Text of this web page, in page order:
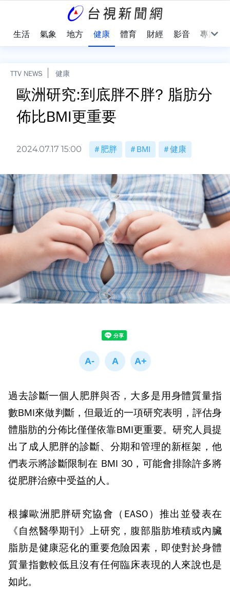
生活 氣象 地方 健康 體育 財經 影音 專題
TTV NEWS 健康
歐洲研究:到底胖不胖? 脂肪分
佈比BMI更重要
2024.07.17 15:00 肥胖 BMI 健康
過去診斷一個人肥胖與否，大多是用身體質量指
數BMI來做判斷，但最近的一項研究表明，評估身
體脂肪的分佈比僅僅依靠BMI更重要。研究人員提
出了成人肥胖的診斷、分期和管理的新框架，他
們表示將診斷限制在 BMI 30，可能會排除許多將
從肥胖治療中受益的人。
根據歐洲肥胖研究協會（ EASO ）推出並發表在
《自然醫學期刊》上研究，腹部脂肪堆積或內臟
脂肪是健康惡化的重要危險因素，即使對於身體
質量指數較低且沒有任何臨床表現的人來說也是
如此。